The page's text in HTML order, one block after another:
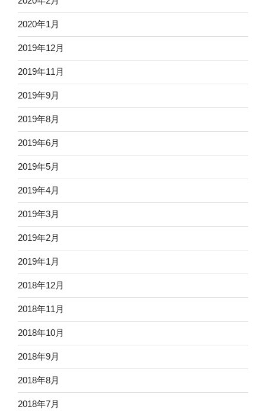
2020年1月
2019年12月
2019年11月
2019年9月
2019年8月
2019年6月
2019年5月
2019年4月
2019年3月
2019年2月
2019年1月
2018年12月
2018年11月
2018年10月
2018年9月
2018年8月
2018年7月